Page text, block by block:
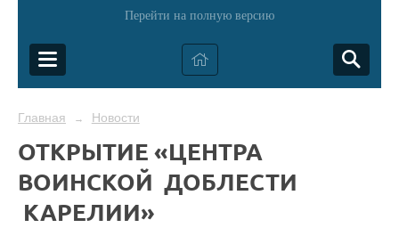
Перейти на полную версию
Главная → Новости
ОТКРЫТИЕ «ЦЕНТРА
ВОИНСКОЙ ДОБЛЕСТИ
КАРЕЛИИ»